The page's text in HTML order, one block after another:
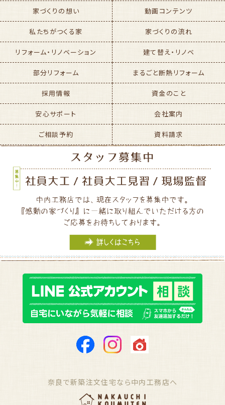
家づくりの想い 動画コンテンツ
私たちがつくる家 家づくりの流れ
リフォーム・リノベーション 建て替え・リノベ
部分リフォーム まるごと断熱リフォーム
採用情報 資金のこと
安心サポート 会社案内
ご相談予約 資料請求
奈良で新築注文住宅なら中内工務店へ